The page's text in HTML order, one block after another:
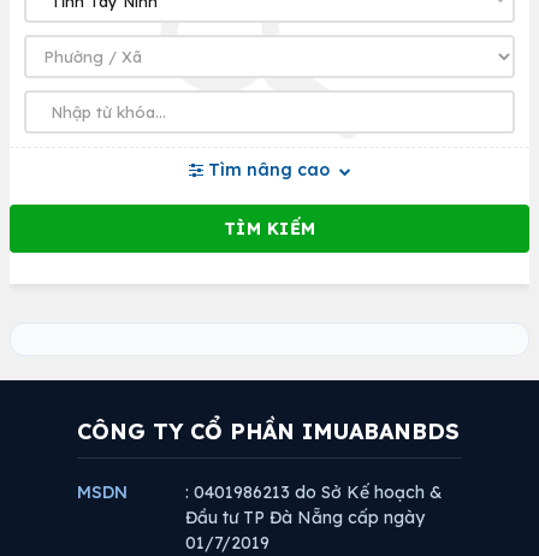
Tìm nâng cao
CÔNG TY CỔ PHẦN IMUABANBDS
MSDN
: 0401986213 do Sở Kế hoạch &
Đầu tư TP Đà Nẵng cấp ngày
01/7/2019